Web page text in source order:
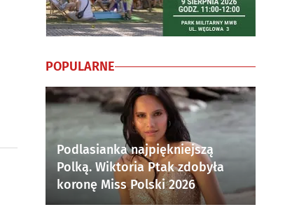
POPULARNE
Podlasianka najpiękniejszą
Polką. Wiktoria Ptak zdobyła
koronę Miss Polski 2026